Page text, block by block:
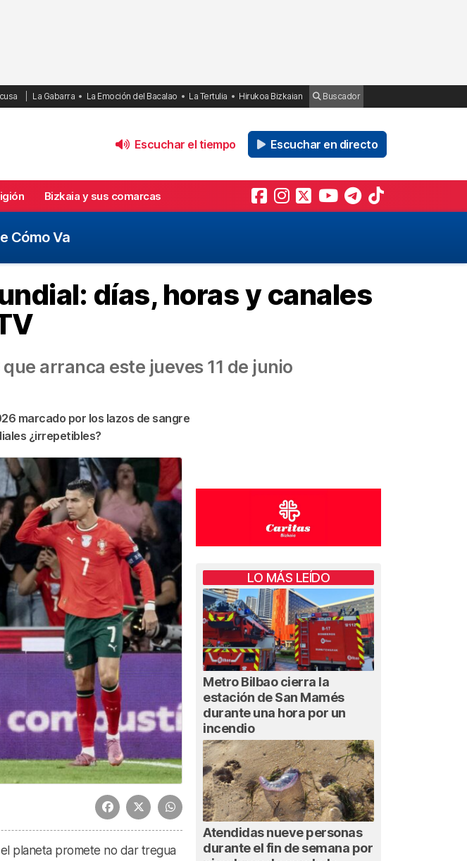
La Gabarra La Emoción del Bacalao La Tertulia Hirukoa Bizkaian Buscador
Escuchar el tiempo Escuchar en directo
Bizkaia y sus comarcas
Cómo Va
días, horas y canales
arranca este jueves 11 de junio
marcado por los lazos de sangre
¿irrepetibles?
planeta promete no dar tregua
LO MÁS LEÍDO
Metro Bilbao cierra la
estación de San Mamés
durante una hora por un
incendio
Atendidas nueve personas
durante el fin de semana por